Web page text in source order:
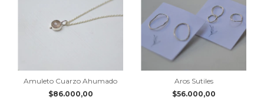
Amuleto Cuarzo Ahumado
$86.000,00
Aros Sutiles
$56.000,00